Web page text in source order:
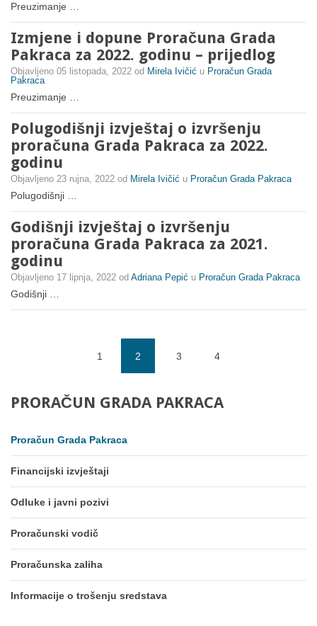
Preuzimanje …
Izmjene i dopune Proračuna Grada
Pakraca za 2022. godinu – prijedlog
Objavljeno 05 listopada, 2022 od Mirela Ivičić u Proračun Grada
Pakraca
Preuzimanje …
Polugodišnji izvještaj o izvršenju
proračuna Grada Pakraca za 2022.
godinu
Objavljeno 23 rujna, 2022 od Mirela Ivičić u Proračun Grada Pakraca
Polugodišnji …
Godišnji izvještaj o izvršenju
proračuna Grada Pakraca za 2021.
godinu
Objavljeno 17 lipnja, 2022 od Adriana Pepić u Proračun Grada Pakraca
Godišnji …
1 2 3 4
PRORAČUN GRADA PAKRACA
Proračun Grada Pakraca
Financijski izvještaji
Odluke i javni pozivi
Proračunski vodič
Proračunska zaliha
Informacije o trošenju sredstava